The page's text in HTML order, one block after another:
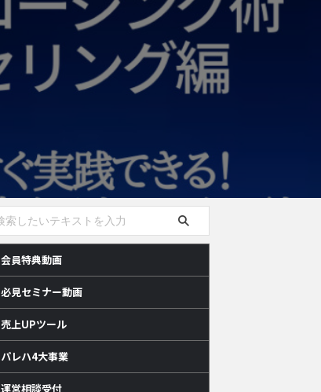
会員特典動画
必見セミナー動画
売上UPツール
パレハ4大事業
運営相談受付